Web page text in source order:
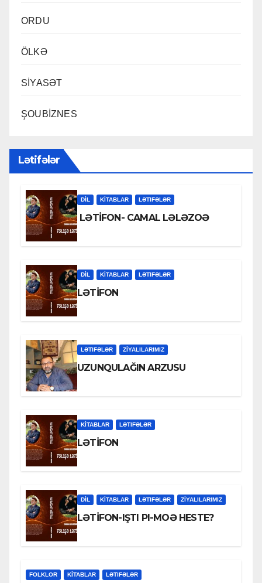
ORDU
ÖLKƏ
SİYASƏT
ŞOUBİZNES
Lətifələr
DİL KİTABLAR LƏTIFƏLƏR
LƏTİFON- CAMAL LƏLƏZOƏ
DİL KİTABLAR LƏTIFƏLƏR
LƏTİFON
LƏTIFƏLƏR ZİYALILARIMIZ
UZUNQULAĞIN ARZUSU
KİTABLAR LƏTIFƏLƏR
LƏTİFON
DİL KİTABLAR LƏTIFƏLƏR ZİYALILARIMIZ
LƏTİFON-IŞTI PI-MOƏ HESTE?
FOLKLOR KİTABLAR LƏTIFƏLƏR